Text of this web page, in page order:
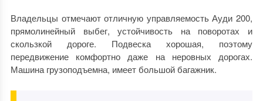
Владельцы отмечают отличную управляемость Ауди 200,
прямолинейный выбег, устойчивость на поворотах и
скользкой дороге. Подвеска хорошая, поэтому
передвижение комфортно даже на неровных дорогах.
Машина грузоподъемна, имеет большой багажник.